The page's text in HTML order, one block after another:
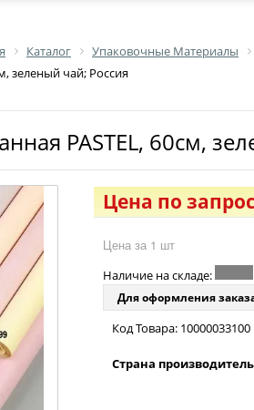
Каталог Упаковочные Материалы
зеленый чай; Россия
PASTEL, 60см,
Цена по
Цена за 1 шт
Наличие на складе:
Для оформления
Код Товара: 10000033100
Страна производитель